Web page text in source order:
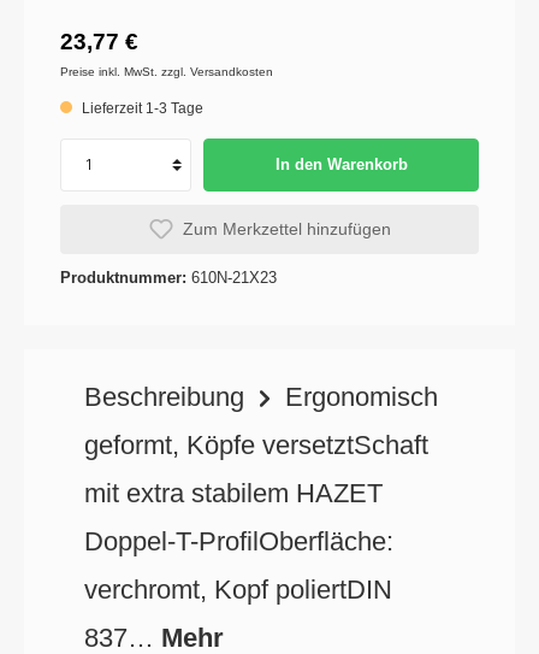
23,77 €
Preise inkl. MwSt. zzgl. Versandkosten
Lieferzeit 1-3 Tage
In den Warenkorb
Zum Merkzettel hinzufügen
Produktnummer: 610N-21X23
Beschreibung
Ergonomisch
geformt, Köpfe versetztSchaft
mit extra stabilem HAZET
Doppel-T-ProfilOberfläche:
verchromt, Kopf poliertDIN
837… Mehr